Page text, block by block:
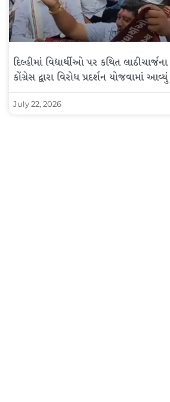
દિલ્હીમાં વિદ્યાર્થીઓ પર કથિત
કોંગ્રેસ દ્વારા વિરોધ પ્રદર્શન યોજવામાં આવ્યું
July 22, 2026